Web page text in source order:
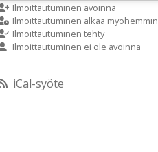
9:00
10:00
11:00
Ilmoittautuminen avoinna
Ilmoittautuminen alkaa myöhemmin
Ilmoittautuminen tehty
Ilmoittautuminen ei ole avoinna
iCal-syöte